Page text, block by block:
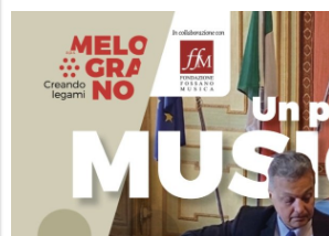
Dom Lun